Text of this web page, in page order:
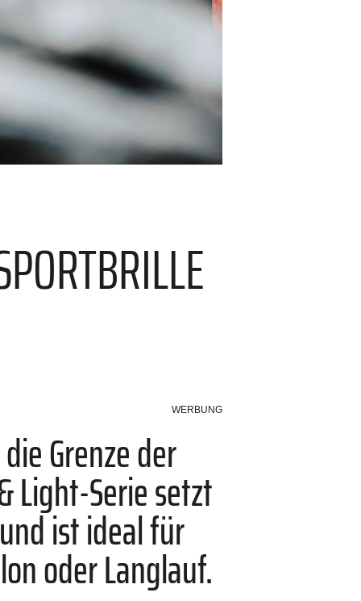
WERBUNG
Grenze der
Light-Serie setzt
ist ideal für
oder Langlauf.